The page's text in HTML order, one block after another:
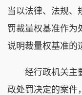
当以法律、法规、
罚裁量权基准作为
说明裁量权基准的
经行政机关主要
政处罚决定的案件